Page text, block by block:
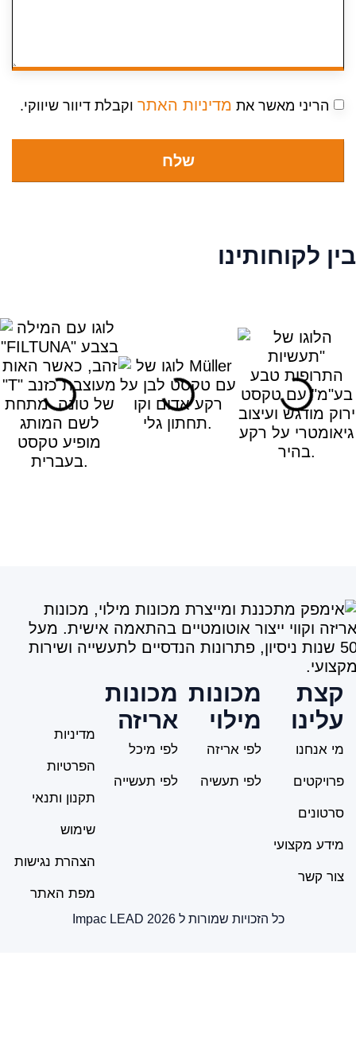
מאשר אתמדיניות האתרוקבלת דיוור שיווקי.
מקצועי
מכונות
מילוי
לפי אריזה
לפי תעשיה
מכונות
אריזה
לפי מיכל
לפי תעשייה
מדיניות
הפרטיות
תקנון ותנאי
שימוש
הצהרת נגישות
מפת האתר
כל הזכויות שמורות ל Impac LEAD 2026